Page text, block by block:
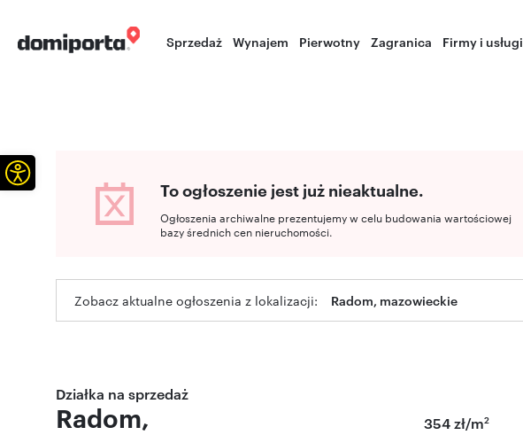
Sprzedaż Wynajem Pierwotny Zagranica Firmy i usługi
To ogłoszenie jest już nieaktualne.
Ogłoszenia archiwalne prezentujemy w celu budowania wartościowej
bazy średnich cen nieruchomości.
Zobacz aktualne ogłoszenia z lokalizacji: Radom, mazowieckie
Działka na sprzedaż
Radom, 354 zł/m2
Otwórz pasek narzędzi